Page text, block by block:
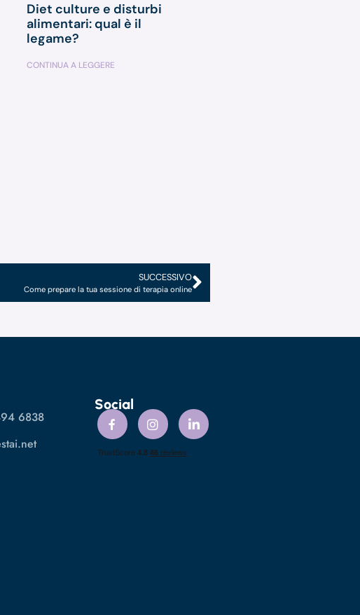
Diet culture e disturbi
alimentari: qual è il
legame?
CONTINUA A LEGGERE
SUCCESSIVO
Come prepare la tua sessione di terapia online
6838
Social